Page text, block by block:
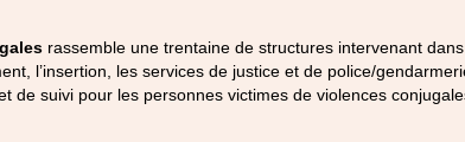
rassemble une trentaine de structures intervenant
l’insertion, les services de justice et de police/
de suivi pour les personnes victimes de violences